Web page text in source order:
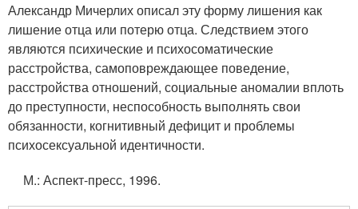
Александр Мичерлих описал эту форму лишения как
лишение отца или потерю отца. Следствием этого
являются психические и психосоматические
расстройства, самоповреждающее поведение,
расстройства отношений, социальные аномалии вплоть
до преступности, неспособность выполнять свои
обязанности, когнитивный дефицит и проблемы
психосексуальной идентичности.
М.: Аспект-пресс, 1996.